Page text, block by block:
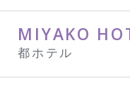
MIYAKO
都ホテル